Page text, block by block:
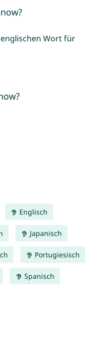
Wort für
Englisch
Japanisch
Portugiesisch
Spanisch